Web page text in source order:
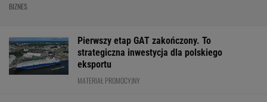
BIZNES
Pierwszy etap GAT zakończony. To
strategiczna inwestycja dla polskiego
eksportu
MATERIAŁ PROMOCYJNY